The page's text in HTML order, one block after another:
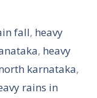
fall, heavy
, heavy
karnataka,
rains in